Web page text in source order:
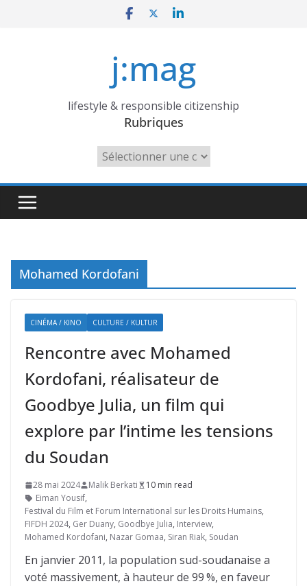
j:mag
lifestyle & responsible citizenship
Rubriques
Rubriques
Mohamed Kordofani
CINÉMA / KINO CULTURE / KULTUR
Rencontre avec Mohamed
Kordofani, réalisateur de
Goodbye Julia, un film qui
explore par l’intime les tensions
du Soudan
28 mai 2024 Malik Berkati
10 min read
Eiman Yousif,
Festival du Film et Forum International sur les Droits Humains,
FIFDH 2024, Ger Duany, Goodbye Julia, Interview,
Mohamed Kordofani, Nazar Gomaa, Siran Riak, Soudan
En janvier 2011, la population sud-soudanaise a
voté massivement, à hauteur de 99 %, en faveur